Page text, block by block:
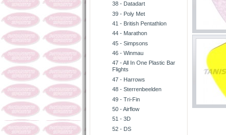
38 - Datadart
39 - Poly Met
41 - British Pentathlon
44 - Marathon
45 - Simpsons
46 - Winmau
47 - All In One Plastic Bar
Flights
47 - Harrows
48 - Sterrenbeelden
49 - Tri-Fin
50 - Airflow
51 - 3D
52 - DS